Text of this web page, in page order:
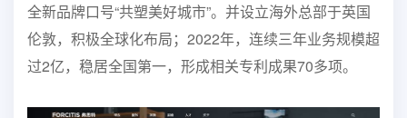
全新品牌口号“共塑美好城市”。并设立海外总部于英国
伦敦，积极全球化布局；2022年，连续三年业务规模超
过2亿，稳居全国第一，形成相关专利成果70多项。